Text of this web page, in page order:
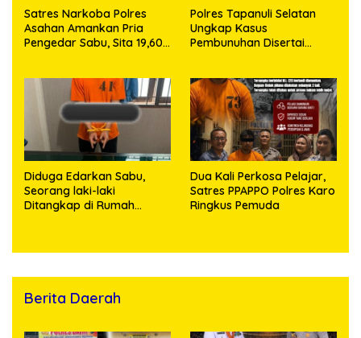
Satres Narkoba Polres
Asahan Amankan Pria
Pengedar Sabu, Sita 19,60
Polres Tapanuli Selatan
Ungkap Kasus
Pembunuhan Disertai
Ditangkap
Diduga Edarkan Sabu,
Seorang laki-laki
Ditangkap di Rumah
Dua Kali Perkosa Pelajar,
Satres PPAPPO Polres Karo
Ringkus Pemuda
Berita Daerah